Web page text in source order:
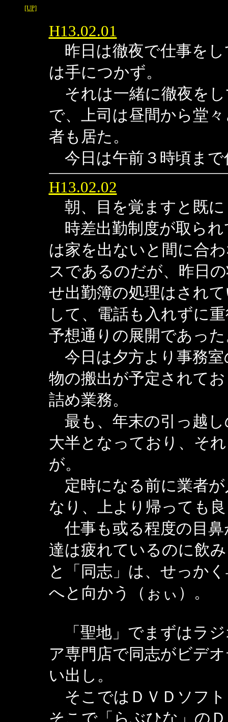
[UP]
H13.02.01
昨日は徹夜で仕事を
は手につかず。
それは一緒に徹夜を
で、上司は昼間から堂
者も居た。
今日は午前３時頃まで
H13.02.02
朝、目を覚ますと既に
時差出勤制度が取られ
は家を出ないと間に合
スであるのだが、昨日
せ出勤簿の処理はされ
して、電話も入れずに
予想通りの展開であっ
今日は夕方より事務室
物の搬出が予定されて
詰め業務。
最も、年末の引っ越し
大半となっており、そ
が。
定時になる前に業者が
なり、上より帰っても
仕事も或る程度の目鼻
達は疲れているのに飲
と「同志」は、せっか
へと向かう（ぉぃ）。
「聖地」でまずはラ
ア専門店で同志がビデ
い出し。
そこではＤＶＤソフ
そこで「らぶひな」の